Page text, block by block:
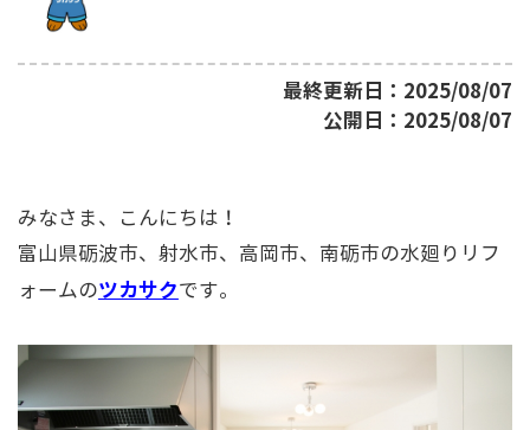
最終更新日：2025/08/07
公開日：2025/08/07
みなさま、こんにちは！
富山県砺波市、射水市、高岡市、南砺市の水廻りリフ
ォームのツカサクです。